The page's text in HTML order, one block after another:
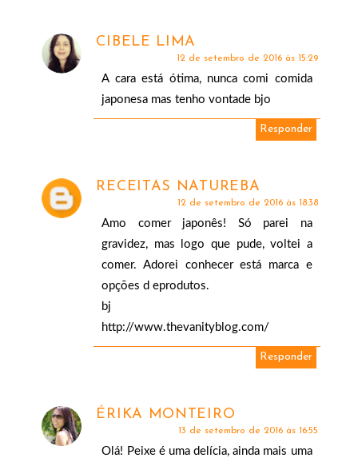
CIBELE LIMA
12 de setembro de 2016 às 15:29
A cara está ótima, nunca comi comida
japonesa mas tenho vontade bjo
Responder
RECEITAS NATUREBA
12 de setembro de 2016 às 18:38
Amo comer japonês! Só parei na
gravidez, mas logo que pude, voltei a
comer. Adorei conhecer está marca e
opções d eprodutos.
bj
http://www.thevanityblog.com/
Responder
ÉRIKA MONTEIRO
13 de setembro de 2016 às 16:55
Olá! Peixe é uma delícia, ainda mais uma